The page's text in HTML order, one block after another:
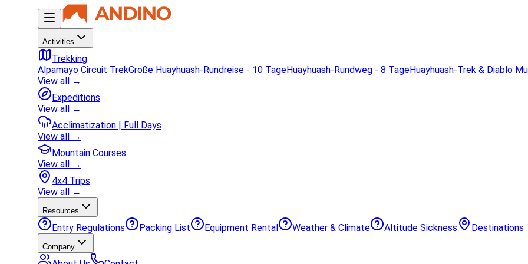
Activities
Trekking
Alpamayo Circuit TrekGroße Huayhuash-Rundreise - 10 TageHuayhuash-Rundweg - 8 TageHuayhuash-Trek & Diablo
View all →
Expeditions
View all →
Acclimatization | Full Days
View all →
Mountain Courses
View all →
4x4 Trips
View all →
Resources
Entry Regulations Packing List Equipment Rental Weather & Climate Altitude Sickness Destinations
Company